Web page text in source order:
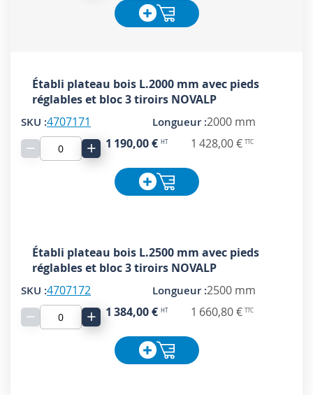
Établi plateau bois L.2000 mm avec pieds
réglables et bloc 3 tiroirs NOVALP
4707171
2000 mm
− + 1 190,00 € 1 428,00 €
Établi plateau bois L.2500 mm avec pieds
réglables et bloc 3 tiroirs NOVALP
4707172
2500 mm
− + 1 384,00 € 1 660,80 €